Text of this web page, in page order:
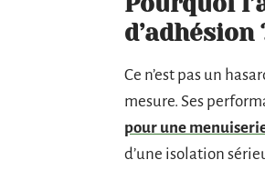
d’adhésion
Ce n’est pas un
mesure. Ses
pour une
d’une isolation